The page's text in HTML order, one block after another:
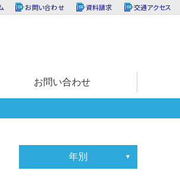
お問い合わせ 資料請求 交通アクセス
お問い合わせ
年別